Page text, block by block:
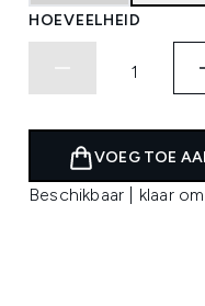
HOEVEELHEID
VOEG TOE
Beschikbaar | klaar